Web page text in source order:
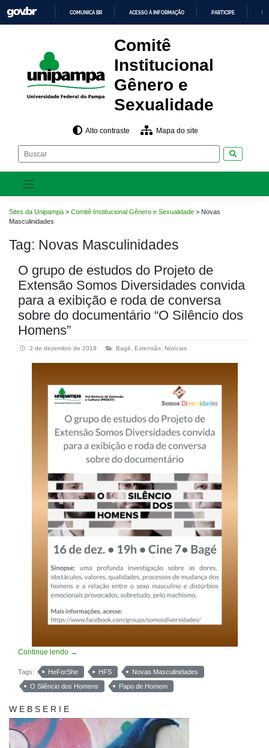
para
o
O
CONTEÚDO
COMUNICA BR ACESSO À INFORMAÇÃO PARTICIPE
Comitê
Institucional
Gênero e
Sexualidade
Alto contraste Mapa do site
Sites da Unipampa > Comitê Institucional Gênero e Sexualidade > Novas
Masculinidades
Tag: Novas Masculinidades
O grupo de estudos do Projeto de
Extensão Somos Diversidades convida
para a exibição e roda de conversa
sobre do documentário “O Silêncio dos
Homens”
2 de dezembro de 2019 Bagé Extensão Notícias
Continue lendo →
Tags: HeForShe HFS
Novas Masculinidades
O Silêncio dos Homens
Papo de Homem
W E B S E R I E